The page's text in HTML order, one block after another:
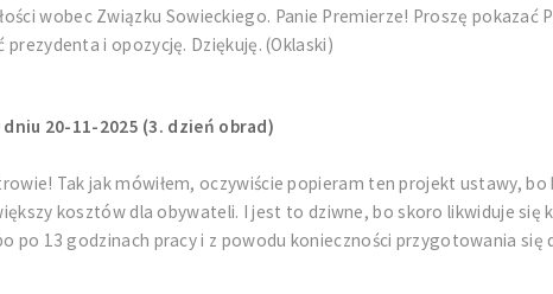
wobec Związku Sowieckiego. Panie Premierze! Proszę
i opozycję. Dziękuję. (Oklaski)
20-11-2025 (3. dzień obrad)
Tak jak mówiłem, oczywiście popieram ten projekt ustawy,
kosztów dla obywateli. I jest to dziwne, bo skoro likwiduje
po 13 godzinach pracy i z powodu konieczności przygotowania